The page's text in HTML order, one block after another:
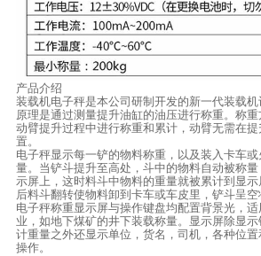
产品介绍
装载机电子秤是本公司研制开发的新一代装载
原理是通过测量提升油缸的油压进行称重。称
动臂提升过程中进行称重和累计，动臂无需在
置。
电子秤显示每一铲的物料称重，以及装入卡车
量。当铲斗提升至高处，斗中的物料自动被称
示屏上，这时料斗中物料的重量就被累计到显
后料斗翻转使物料卸到卡车或车皮里，铲斗呈空
电子秤称重显示屏与操作键盘均配置背景光，
业，如地下煤矿的井下装载称量。显示屏除显
计重量之外还显示单位，货名，司机，各种位
操作。